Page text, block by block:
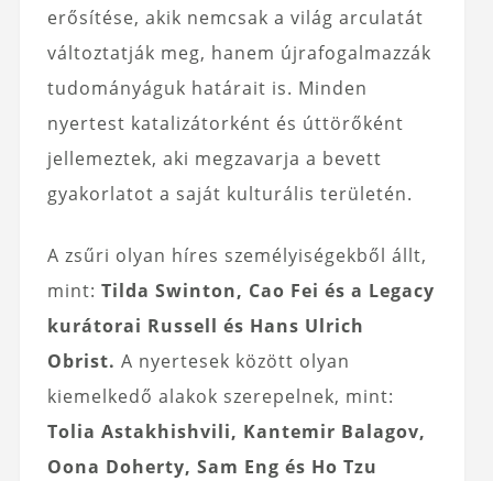
erősítése, akik nemcsak a világ arculatát
változtatják meg, hanem újrafogalmazzák
tudományáguk határait is. Minden
nyertest katalizátorként és úttörőként
jellemeztek, aki megzavarja a bevett
gyakorlatot a saját kulturális területén.
A zsűri olyan híres személyiségekből állt,
mint: Tilda Swinton, Cao Fei és a Legacy
kurátorai Russell és Hans Ulrich
Obrist. A nyertesek között olyan
kiemelkedő alakok szerepelnek, mint:
Tolia Astakhishvili, Kantemir Balagov,
Oona Doherty, Sam Eng és Ho Tzu